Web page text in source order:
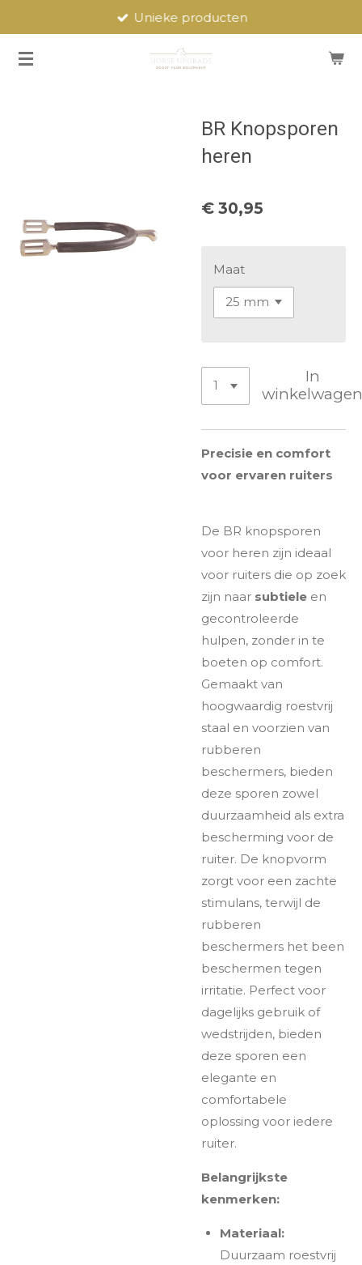
naar
Unieke producten
BR Knopsporen
heren
€ 30,95
Maat
In
Precisie en comfort
voor ervaren ruiters
De BR knopsporen
voor heren zijn ideaal
voor ruiters die op zoek
zijn naar subtiele en
gecontroleerde
hulpen, zonder in te
boeten op comfort.
Gemaakt van
hoogwaardig roestvrij
staal en voorzien van
rubberen
beschermers, bieden
deze sporen zowel
duurzaamheid als extra
bescherming voor de
ruiter. De knopvorm
zorgt voor een zachte
stimulans, terwijl de
rubberen
beschermers het been
beschermen tegen
irritatie. Perfect voor
dagelijks gebruik of
wedstrijden, bieden
deze sporen een
elegante en
comfortabele
oplossing voor iedere
ruiter.
Belangrijkste
kenmerken:
Materiaal:
Duurzaam roestvrij